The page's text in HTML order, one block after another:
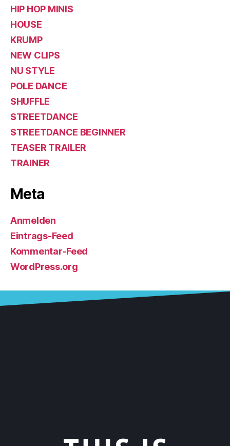
HIP HOP MINIS
HOUSE
KRUMP
NEW CLIPS
NU STYLE
POLE DANCE
SHUFFLE
STREETDANCE
STREETDANCE BEGINNER
TEASER TRAILER
TRAINER
Meta
Anmelden
Eintrags-Feed
Kommentar-Feed
WordPress.org